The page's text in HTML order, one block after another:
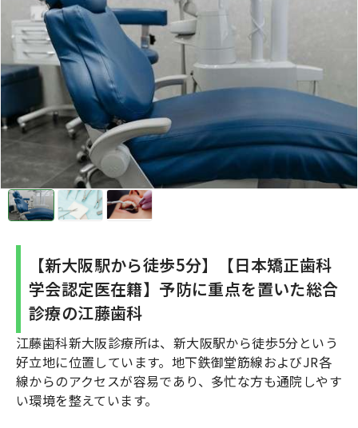
【新大阪駅から徒歩5分】【日本矯正歯科
学会認定医在籍】予防に重点を置いた総合
診療の江藤歯科
江藤歯科新大阪診療所は、新大阪駅から徒歩5分という
好立地に位置しています。地下鉄御堂筋線およびJR各
線からのアクセスが容易であり、多忙な方も通院しやす
い環境を整えています。